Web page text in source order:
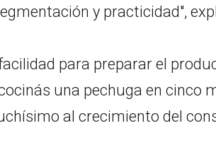
y practicidad",
para preparar el
una pechuga en cinco
al crecimiento del